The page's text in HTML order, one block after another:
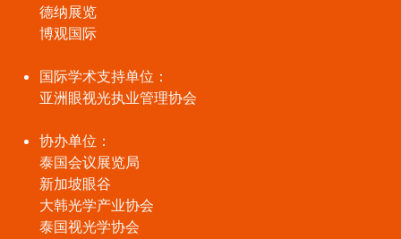
德纳展览
博观国际
国际学术支持单位：
亚洲眼视光执业管理协会
协办单位：
泰国会议展览局
新加坡眼谷
大韩光学产业协会
泰国视光学协会